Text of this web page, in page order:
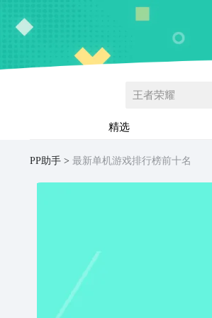
王者荣耀
精选
PP助手 最新单机游戏排行榜前十名